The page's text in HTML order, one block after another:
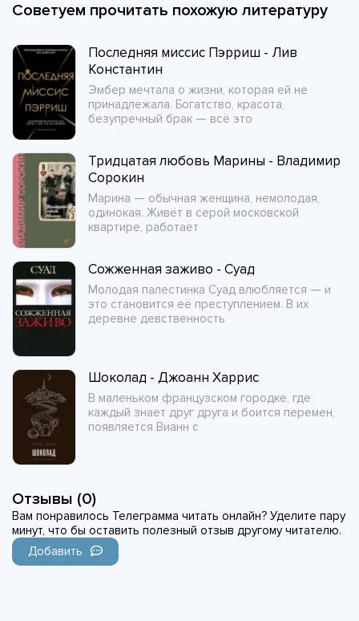
Советуем прочитать похожую литературу
Последняя миссис Пэрриш - Лив
Константин
Эмбер мечтала о жизни, которая ей не
принадлежала. Богатство, красота,
безупречный брак — всё это
Тридцатая любовь Марины - Владимир
Сорокин
Марина — обычная женщина, немолодая,
одинокая. Живёт в серой московской
квартире, работает
Сожженная заживо - Суад
Молодая палестинка Суад влюбляется — и
это становится её преступлением. В их
деревне девственность
Шоколад - Джоанн Харрис
В маленьком французском городке, где
каждый знает друг друга и боится перемен,
появляется Вианн с
Отзывы (0)
Вам понравилось Телеграмма читать онлайн? Уделите пару
минут, что бы оставить полезный отзыв другому читателю.
Добавить